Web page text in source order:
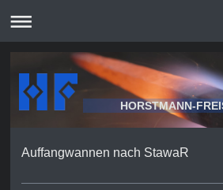
HORSTMANN-
Auffangwannen nach StawaR